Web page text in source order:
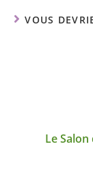
VOUS
Le